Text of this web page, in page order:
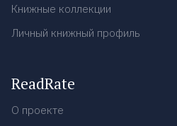
Книжные коллекции
Личный книжный профиль
ReadRate
О проекте